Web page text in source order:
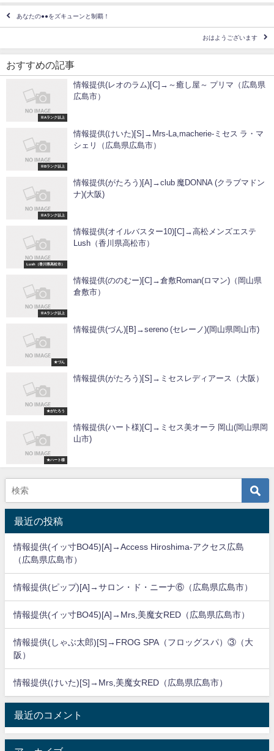
あなたの●●をズキューンと制覇！
おはようございます
おすすめの記事
※Aランク以上
情報提供(レオのラム)[C]→～癒し屋～ プリマ（広島県
広島市）
※Bランク以上
情報提供(けいた)[S]→Mrs-La,macherie-ミセス ラ・マ
シェリ（広島県広島市）
※Aランク以上
情報提供(がたろう)[A]→club 魔DONNA (クラブマドン
ナ)(大阪)
Lush（香川県高松市）
情報提供(オイルバスター10)[C]→高松メンズエステ
Lush（香川県高松市）
※Aランク以上
情報提供(ののむー)[C]→倉敷Roman(ロマン)（岡山県
倉敷市）
★づん
情報提供(づん)[B]→sereno (セレーノ)(岡山県岡山市)
★がたろう
情報提供(がたろう)[S]→ミセスレディアース（大阪）
★ハート様
情報提供(ハート様)[C]→ミセス美オーラ 岡山(岡山県岡
山市)
最近の投稿
情報提供(イッ寸BO45)[A]→Access Hiroshima-アクセス広島
（広島県広島市）
情報提供(ピップ)[A]→サロン・ド・ニーナ⑥（広島県広島市）
情報提供(イッ寸BO45)[A]→Mrs,美魔女RED（広島県広島市）
情報提供(しゃぶ太郎)[S]→FROG SPA（フロッグスパ）③（大
阪）
情報提供(けいた)[S]→Mrs,美魔女RED（広島県広島市）
最近のコメント